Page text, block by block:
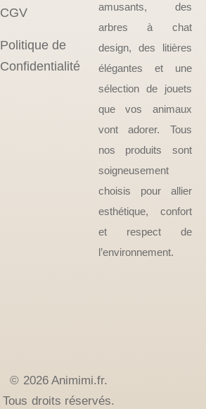
CGV
Politique de
Confidentialité
amusants, des
arbres à chat
design, des litières
élégantes et une
sélection de jouets
que vos animaux
vont adorer. Tous
nos produits sont
soigneusement
choisis pour allier
esthétique, confort
et respect de
l’environnement.
© 2026 Animimi.fr.
Tous droits réservés.